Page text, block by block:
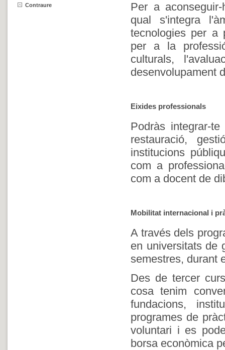
Contraure
Per a
qual s'integra
tecnologies per a
per a la
culturals,
desenvolupament
Eixides professionals
Podràs integrar-
restauració,
institucions
com a
com a docent de
Mobilitat internacional i
A través dels
en universitats de
semestres, durant
Des de tercer
cosa tenim
fundacions,
programes de
voluntari i es
borsa econòmica